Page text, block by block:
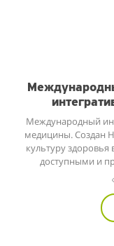
Международный
медицины. Создан
культуру здоровья
доступными и